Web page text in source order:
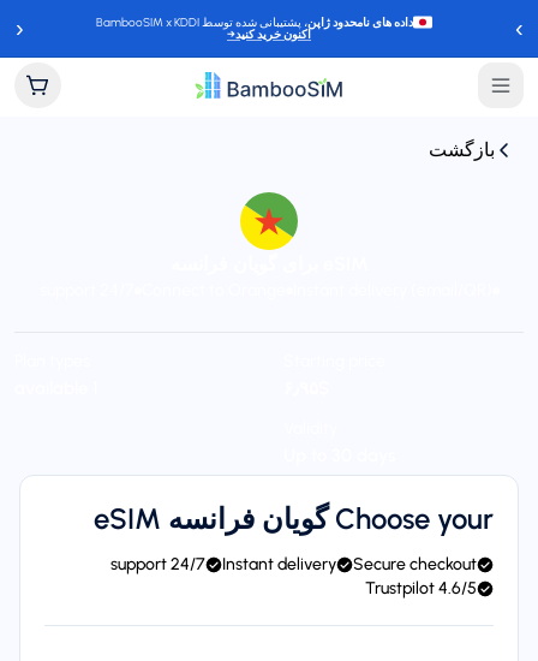
‹ داده های نامحدود ژاپن، پشتیبانی شده توسط BambooSIM x KDDI
اکنون خرید کنید→ ›
بازگشت
Choose your گویان فرانسه eSIM
Secure checkout
Instant delivery
24/7 support
4.6/5 Trustpilot